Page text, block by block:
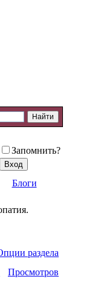
Запомнить?
Блоги
раздела
Просмотров